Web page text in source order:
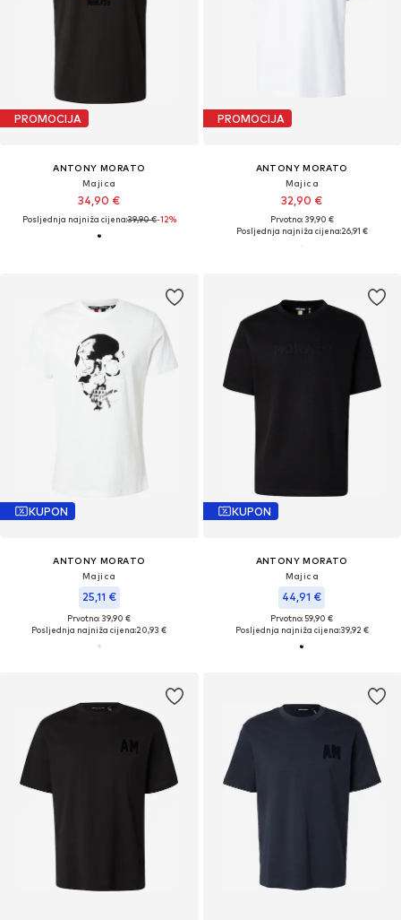
PROMOCIJA
ANTONY MORATO
Majica
34,90 €
Posljednja najniža cijena:39,90 €-12%
PROMOCIJA
ANTONY MORATO
Majica
32,90 €
Prvotno: 39,90 €
Posljednja najniža cijena:26,91 €
KUPON
ANTONY MORATO
Majica
25,11 €
Prvotno: 39,90 €
Posljednja najniža cijena:20,93 €
KUPON
ANTONY MORATO
Majica
44,91 €
Prvotno: 59,90 €
Posljednja najniža cijena:39,92 €